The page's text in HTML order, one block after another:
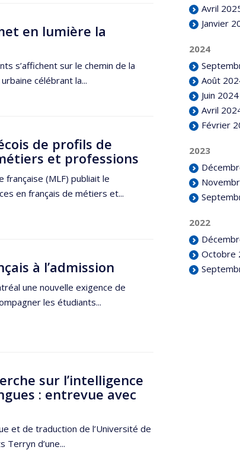
en lumière la
s’affichent sur le chemin de la
célébrant la...
de profils de
et professions
française (MLF) publiait le
en français de métiers et...
à l’admission
une nouvelle exigence de
les étudiants...
sur l’intelligence
: entrevue avec
et de traduction de l’Université de
Terryn d’une...
Avril
Janvier
2024
Août
Juin 2024
Avril
Février
2023
2022
Octobre